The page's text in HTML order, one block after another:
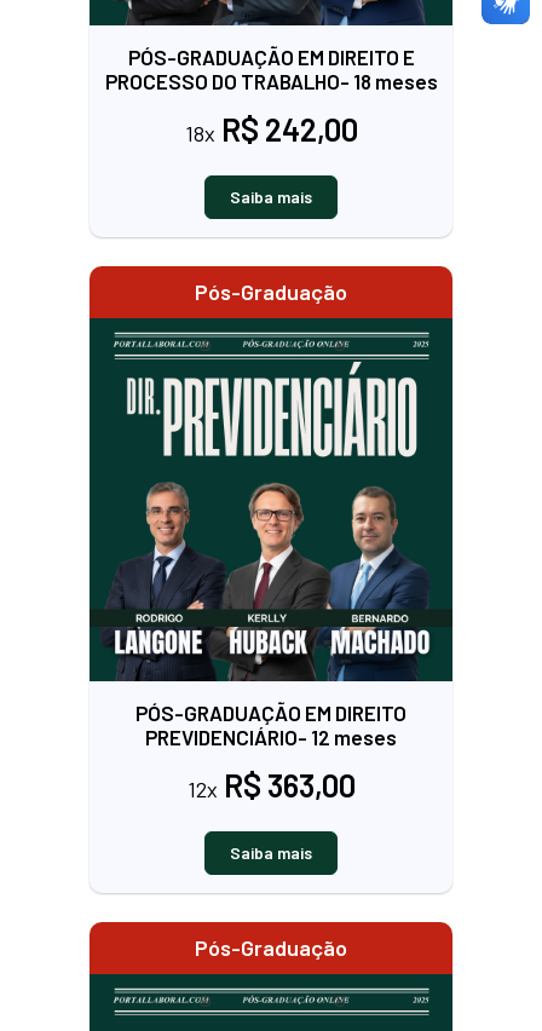
PÓS-GRADUAÇÃO EM DIREITO E
PROCESSO DO TRABALHO- 18 meses
18x R$ 242,00
Saiba mais
Pós-Graduação
PÓS-GRADUAÇÃO EM DIREITO
PREVIDENCIÁRIO- 12 meses
12x R$ 363,00
Saiba mais
Pós-Graduação